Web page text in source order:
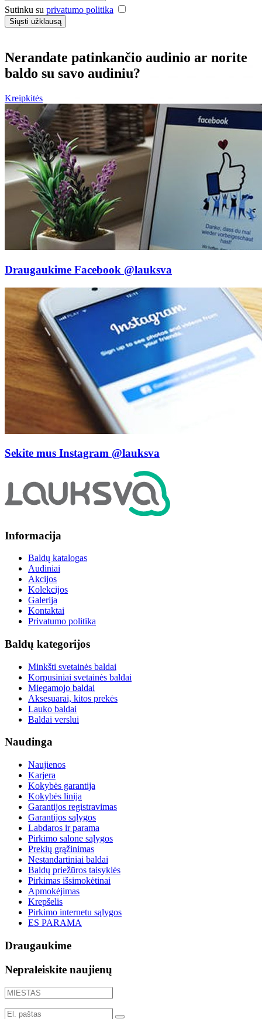
Sutinku su privatumo politika
Siųsti užklausą
Nerandate patinkančio audinio ar norite
baldo su savo audiniu?
Kreipkitės
Draugaukime Facebook @lauksva
Sekite mus Instagram @lauksva
Informacija
Baldų katalogas
Audiniai
Akcijos
Kolekcijos
Galerija
Kontaktai
Privatumo politika
Baldų kategorijos
Minkšti svetainės baldai
Korpusiniai svetainės baldai
Miegamojo baldai
Aksesuarai, kitos prekės
Lauko baldai
Baldai verslui
Naudinga
Naujienos
Karjera
Kokybės garantija
Kokybės linija
Garantijos registravimas
Garantijos sąlygos
Labdaros ir parama
Pirkimo salone sąlygos
Prekių grąžinimas
Nestandartiniai baldai
Baldų priežūros taisyklės
Pirkimas išsimokėtinai
Apmokėjimas
Krepšelis
Pirkimo internetu sąlygos
ES PARAMA
Draugaukime
Nepraleiskite naujienų